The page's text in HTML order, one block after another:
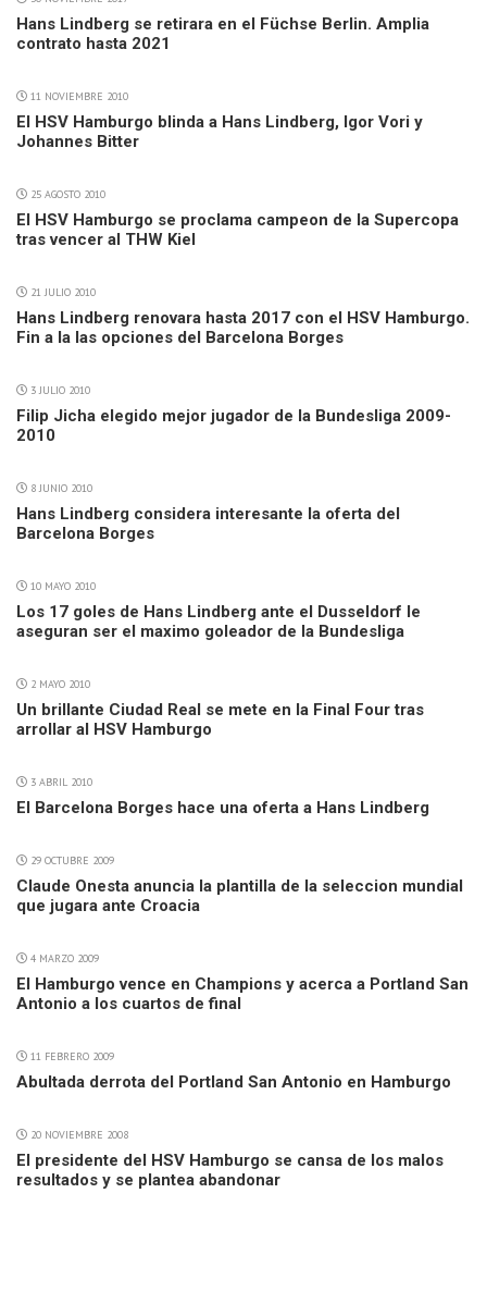
Hans Lindberg se retirara en el Füchse Berlin. Amplia
contrato hasta 2021
11 NOVIEMBRE 2010
El HSV Hamburgo blinda a Hans Lindberg, Igor Vori y
Johannes Bitter
25 AGOSTO 2010
El HSV Hamburgo se proclama campeon de la Supercopa
tras vencer al THW Kiel
21 JULIO 2010
Hans Lindberg renovara hasta 2017 con el HSV Hamburgo.
Fin a la las opciones del Barcelona Borges
3 JULIO 2010
Filip Jicha elegido mejor jugador de la Bundesliga 2009-
2010
8 JUNIO 2010
Hans Lindberg considera interesante la oferta del
Barcelona Borges
10 MAYO 2010
Los 17 goles de Hans Lindberg ante el Dusseldorf le
aseguran ser el maximo goleador de la Bundesliga
2 MAYO 2010
Un brillante Ciudad Real se mete en la Final Four tras
arrollar al HSV Hamburgo
3 ABRIL 2010
El Barcelona Borges hace una oferta a Hans Lindberg
29 OCTUBRE 2009
Claude Onesta anuncia la plantilla de la seleccion mundial
que jugara ante Croacia
4 MARZO 2009
El Hamburgo vence en Champions y acerca a Portland San
Antonio a los cuartos de final
11 FEBRERO 2009
Abultada derrota del Portland San Antonio en Hamburgo
20 NOVIEMBRE 2008
El presidente del HSV Hamburgo se cansa de los malos
resultados y se plantea abandonar